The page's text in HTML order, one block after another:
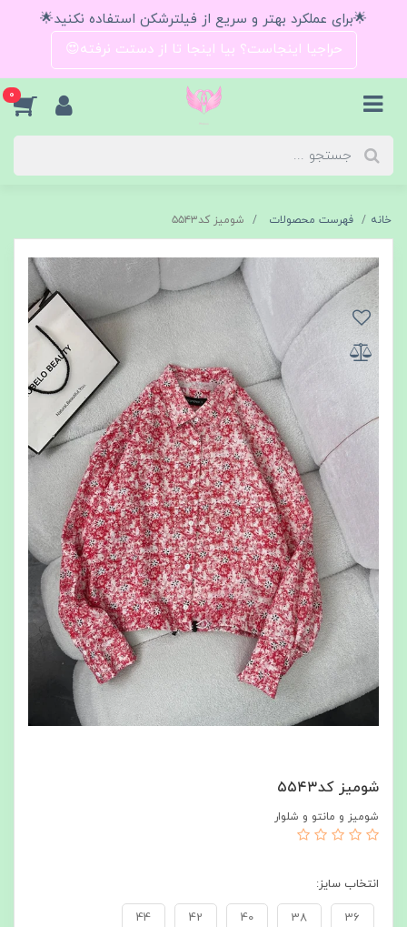
🌟برای عملکرد بهتر و سریع از فیلترشکن استفاده نکنید🌟
حراجیا اینجاست؟ بیا اینجا تا از دستت نرفته😍
0
خانه فهرست محصولات شومیز کد۵۵۴۳
شومیز کد۵۵۴۳
شومیز و مانتو و شلوار
انتخاب سایز:
36
38
40
42
44